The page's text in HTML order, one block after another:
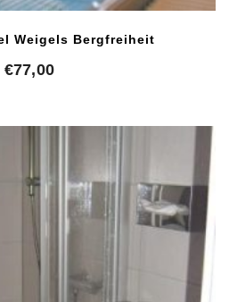
Weigels Bergfreiheit
€77,00